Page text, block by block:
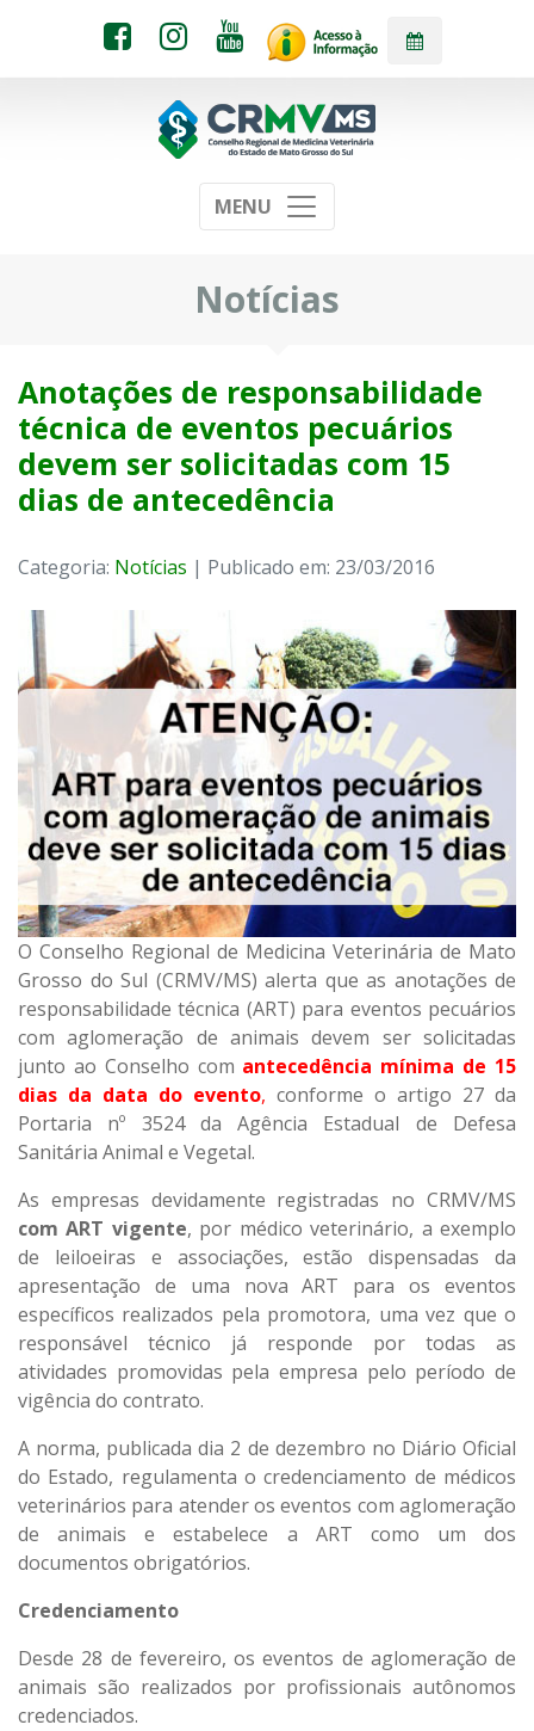
MENU
Notícias
Anotações de responsabilidade
técnica de eventos pecuários
devem ser solicitadas com 15
dias de antecedência
Categoria: Notícias | Publicado em: 23/03/2016
O Conselho Regional de Medicina Veterinária de Mato
Grosso do Sul (CRMV/MS) alerta que as anotações de
responsabilidade técnica (ART) para eventos pecuários
com aglomeração de animais devem ser solicitadas
junto ao Conselho com antecedência mínima de 15
dias da data do evento, conforme o artigo 27 da
Portaria nº 3524 da Agência Estadual de Defesa
Sanitária Animal e Vegetal.
As empresas devidamente registradas no CRMV/MS
com ART vigente, por médico veterinário, a exemplo
de leiloeiras e associações, estão dispensadas da
apresentação de uma nova ART para os eventos
específicos realizados pela promotora, uma vez que o
responsável técnico já responde por todas as
atividades promovidas pela empresa pelo período de
vigência do contrato.
A norma, publicada dia 2 de dezembro no Diário Oficial
do Estado, regulamenta o credenciamento de médicos
veterinários para atender os eventos com aglomeração
de animais e estabelece a ART como um dos
documentos obrigatórios.
Credenciamento
Desde 28 de fevereiro, os eventos de aglomeração de
animais são realizados por profissionais autônomos
credenciados.